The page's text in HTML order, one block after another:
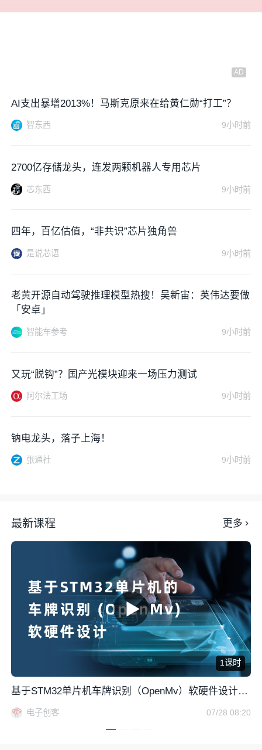
AI支出暴增2013%！马斯克原来在给黄仁勋“打工”？
智东西 9小时前
2700亿存储龙头，连发两颗机器人专用芯片
芯东西 9小时前
四年，百亿估值，“非共识”芯片独角兽
是说芯语 9小时前
老黄开源自动驾驶推理模型热搜！吴新宙：英伟达要做
「安卓」
智能车参考 9小时前
又玩“脱钩”？国产光模块迎来一场压力测试
阿尔法工场 9小时前
钠电龙头，落子上海！
张通社 9小时前
最新课程 更多
1课时
基于STM32单片机车牌识别（OpenMv）软硬件设计
（附件含资料）
电子创客 07/28 08:20